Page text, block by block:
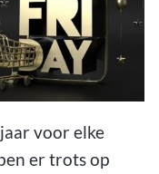
voor elke
er trots op